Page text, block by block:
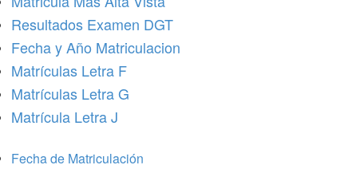
Resultados Examen DGT
Fecha y Año Matriculacion
Matrículas Letra F
Matrículas Letra G
Matrícula Letra J
Fecha de Matriculación